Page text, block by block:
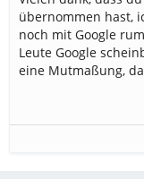
Profilseite:
Posten: Ja,
Abonnieren
allerdings
übernommen hast,
noch mit Google
Leute Google
eine Mutmaßung,